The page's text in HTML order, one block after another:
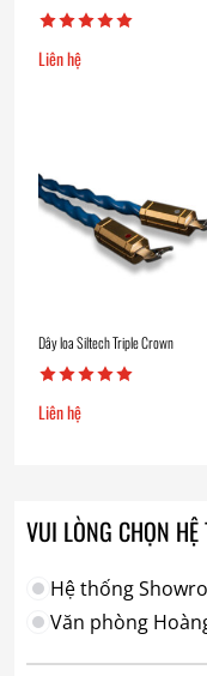
Liên hệ
Dây loa Siltech Triple Crown
Liên hệ
VUI LÒNG CHỌN
Hệ thống
Văn phòng